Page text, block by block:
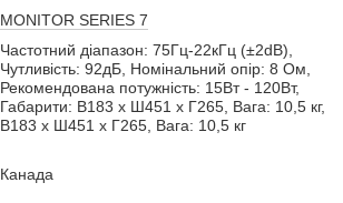
MONITOR SERIES 7
Частотний діапазон: 75Гц-22кГц (±2dB),
Чутливість: 92дБ, Номінальний опір: 8 Ом,
Рекомендована потужність: 15Вт - 120Вт,
Габарити: В183 x Ш451 x Г265, Вага: 10,5 кг,
В183 x Ш451 x Г265, Вага: 10,5 кг
Канада